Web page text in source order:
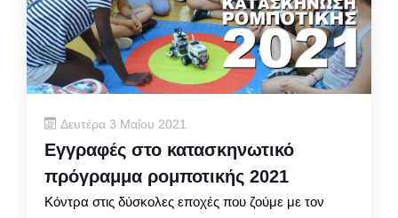
Δευτέρα 3 Μαΐου 2021
Εγγραφές στο κατασκηνωτικό
πρόγραμμα ρομποτικής 2021
Κόντρα στις δύσκολες εποχές που ζούμε με τον